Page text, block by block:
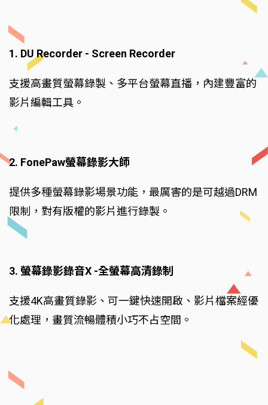
1. DU Recorder - Screen Recorder
支援高畫質螢幕錄製、多平台螢幕直播，內建豐富的
影片編輯工具。
2. FonePaw螢幕錄影大師
提供多種螢幕錄影場景功能，最厲害的是可越過DRM
限制，對有版權的影片進行錄製。
3. 螢幕錄影錄音X -全螢幕高清錄制
支援4K高畫質錄影、可一鍵快速開啟、影片檔案經優
化處理，畫質流暢體積小巧不占空間。